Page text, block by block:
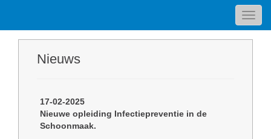
Nieuws
17-02-2025
Nieuwe opleiding Infectiepreventie in de
Schoonmaak.